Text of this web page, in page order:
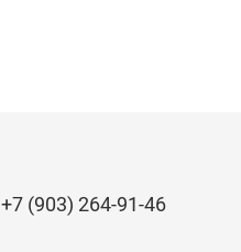
+7 (903) 264-91-46